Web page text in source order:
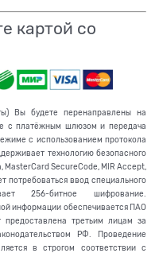
картой со
Вы будете перенаправлены на
с платёжным шлюзом и передача
с использованием протокола
технологию безопасного
SecureCode, MIR Accept,
потребоваться ввод специального
256-битное шифрование.
информации обеспечивается ПАО
третьим лицам за
РФ. Проведение
в строгом соответствии с